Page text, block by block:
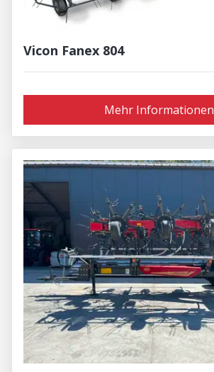
Vicon Fanex 804
Mehr Informationen